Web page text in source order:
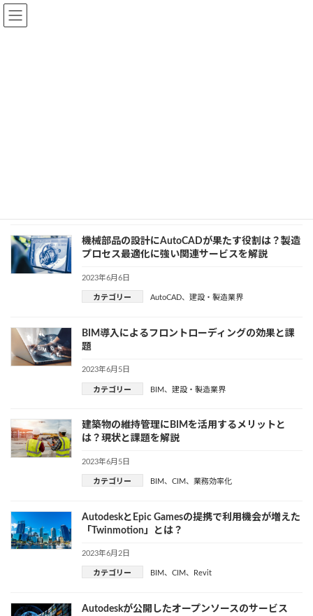
Skip
the
Skip
the
機械部品の設計にAutoCADが果たす役割は？製造
プロセス最適化に強い関連サービスを解説
2023年6月6日
カテゴリー AutoCAD、 建設・製造業界
BIM導入によるフロントローディングの効果と課
題
2023年6月5日
カテゴリー BIM、 建設・製造業界
建築物の維持管理にBIMを活用するメリットと
は？現状と課題を解説
2023年6月5日
カテゴリー BIM、 CIM、 業務効率化
AutodeskとEpic Gamesの提携で利用機会が増えた
「Twinmotion」とは？
2023年6月2日
カテゴリー BIM、 CIM、 Revit
Autodeskが公開したオープンソースのサービス